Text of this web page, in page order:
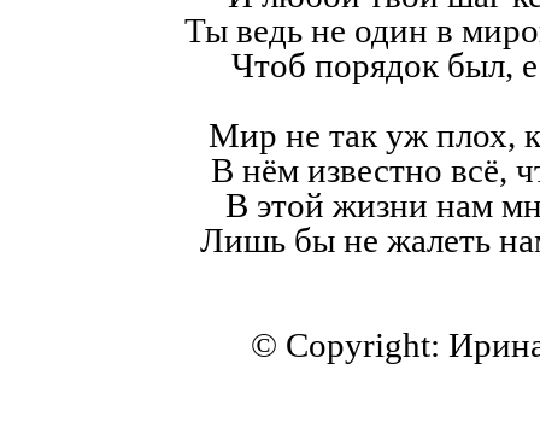
Ты ведь не один в
Чтоб порядок был,
Мир не так уж плох,
В нём известно всё,
В этой жизни нам
Лишь бы не жалеть
© Copyright: